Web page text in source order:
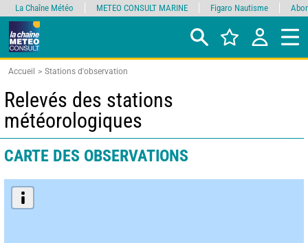
Accueil Stations d'observation
Relevés des stations
météorologiques
CARTE DES OBSERVATIONS
La Chaîne Météo METEO CONSULT MARINE Figaro Nautisme